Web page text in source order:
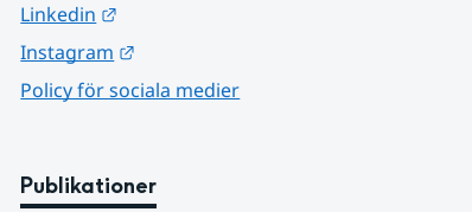
Linkedin
Instagram
Policy för sociala medier
Publikationer